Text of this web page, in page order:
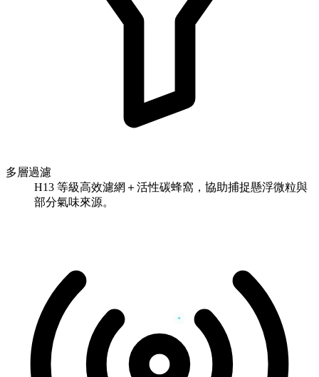
多層過濾
H13 等級高效濾網＋活性碳蜂窩，協助捕捉懸浮微粒與
部分氣味來源。